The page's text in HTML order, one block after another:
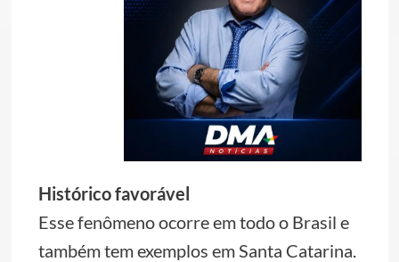
Histórico favorável
Esse fenômeno ocorre em todo o Brasil e
também tem exemplos em Santa Catarina.